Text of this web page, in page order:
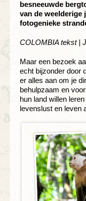
besneeuwde
van de weelderige
fotogenieke
COLOMBIA tekst |
Maar een bezoek
echt bijzonder door
er alles aan om je
behulpzaam en
hun land willen
levenslust en leven